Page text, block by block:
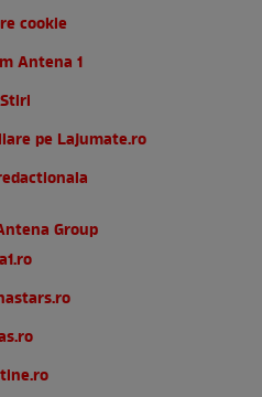
cookie
Antena 1
Stiri
pe Lajumate.ro
Group
a1.ro